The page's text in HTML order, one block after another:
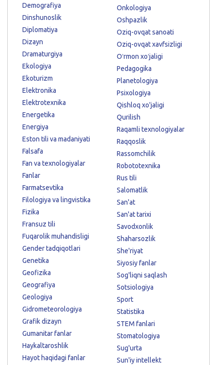
Demografiya
Dinshunoslik
Diplomatiya
Dizayn
Dramaturgiya
Ekologiya
Ekoturizm
Elektronika
Elektrotexnika
Energetika
Energiya
Eston tili va madaniyati
Falsafa
Fan va texnologiyalar
Fanlar
Farmatsevtika
Filologiya va lingvistika
Fizika
Fransuz tili
Fuqarolik muhandisligi
Gender tadqiqotlari
Genetika
Geofizika
Geografiya
Geologiya
Gidrometeorologiya
Grafik dizayn
Gumanitar fanlar
Haykaltaroshlik
Hayot haqidagi fanlar
Onkologiya
Oshpazlik
Oziq-ovqat sanoati
Oziq-ovqat xavfsizligi
Oʻrmon xoʻjaligi
Pedagogika
Planetologiya
Psixologiya
Qishloq xo'jaligi
Qurilish
Raqamli texnologiyalar
Raqqoslik
Rassomchilik
Robototexnika
Rus tili
Salomatlik
San'at
San'at tarixi
Savodxonlik
Shaharsozlik
She'riyat
Siyosiy fanlar
Sog'liqni saqlash
Sotsiologiya
Sport
Statistika
STEM fanlari
Stomatologiya
Sug'urta
Sun'iy intellekt